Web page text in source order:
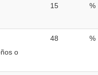
15 %
o
48 %